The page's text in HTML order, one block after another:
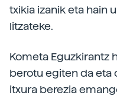
txikia izanik eta hain
litzateke.
Kometa Eguzkirantz
berotu egiten da eta
itxura berezia